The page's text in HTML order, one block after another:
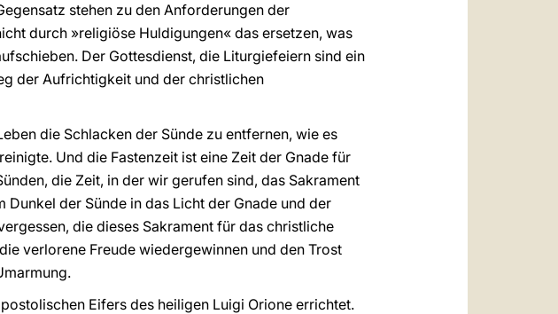
stehen zu den Anforderungen der
durch »religiöse Huldigungen« das ersetzen, was
Der Gottesdienst, die Liturgiefeiern sind ein
der Aufrichtigkeit und der christlichen
die Schlacken der Sünde zu entfernen, wie es
Und die Fastenzeit ist eine Zeit der Gnade für
die Zeit, in der wir gerufen sind, das Sakrament
der Sünde in das Licht der Gnade und der
die dieses Sakrament für das christliche
verlorene Freude wiedergewinnen und den Trost
Eifers des heiligen Luigi Orione errichtet.